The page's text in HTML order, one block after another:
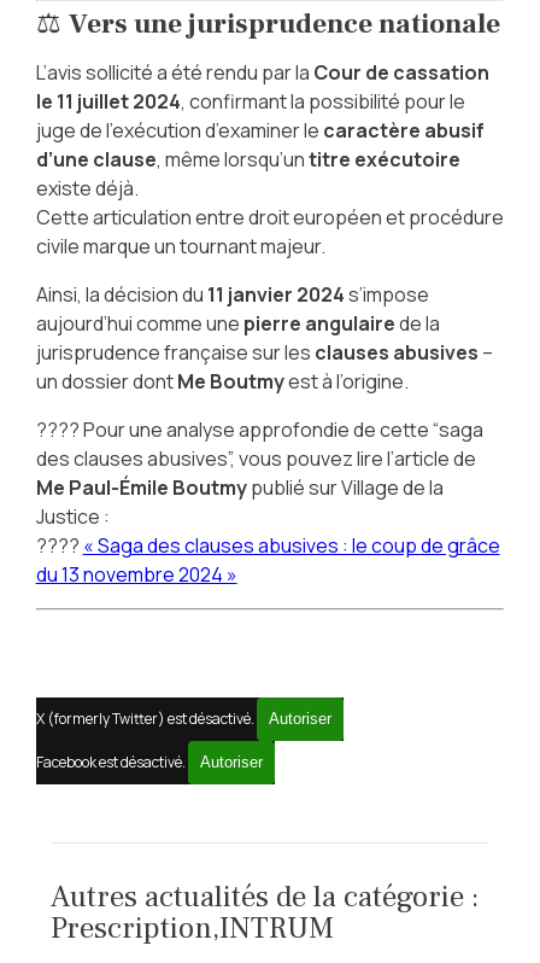
⚖️ Vers une jurisprudence nationale
L’avis sollicité a été rendu par la Cour de cassation
le 11 juillet 2024, confirmant la possibilité pour le
juge de l’exécution d’examiner le caractère abusif
d’une clause, même lorsqu’untitre exécutoire
existe déjà.
Cette articulation entre droit européen et procédure
civile marque un tournant majeur.
Ainsi, la décision du 11 janvier 2024s’impose
aujourd’hui comme une pierre angulairede la
jurisprudence française sur les clauses abusives –
un dossier dontMe Boutmyest à l’origine.
???? Pour une analyse approfondie de cette “saga
des clauses abusives”, vous pouvez lire l’article de
Me Paul-Émile Boutmypublié surVillage de la
Justice :
???? « Saga des clauses abusives : le coup de grâce
du 13 novembre 2024 »
X (formerly Twitter) est désactivé. Autoriser
Facebook est désactivé. Autoriser
Autres actualités de la catégorie :
Prescription,INTRUM